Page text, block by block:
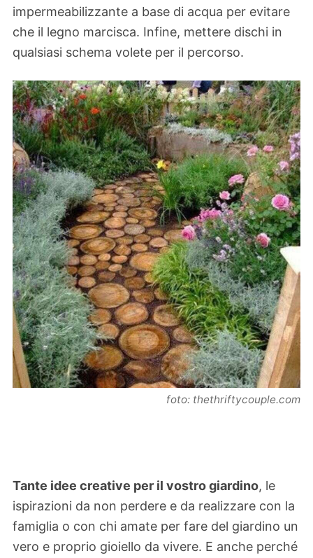
impermeabilizzante a base di acqua per evitare
che il legno marcisca. Infine, mettere dischi in
qualsiasi schema volete per il percorso.
foto: thethriftycouple.com
Tante idee creative per il vostro giardino, le
ispirazioni da non perdere e da realizzare con la
famiglia o con chi amate per fare del giardino un
vero e proprio gioiello da vivere. E anche perché